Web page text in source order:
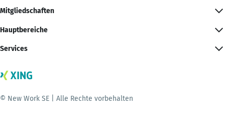
Mitgliedschaften
Hauptbereiche
Services
© New Work SE | Alle Rechte vorbehalten